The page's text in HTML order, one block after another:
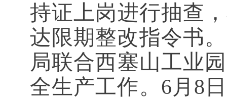
持证上岗进行抽查
达限期整改指令书
局联合西塞山工业
全生产工作。6月8